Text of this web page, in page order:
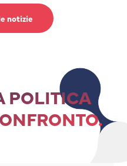
notizie
POLITICA